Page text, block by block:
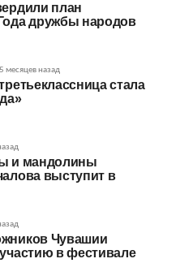
план
дружбы народов
5 месяцев назад
стала
и мандолины
выступит в
Чувашии
в фестивале